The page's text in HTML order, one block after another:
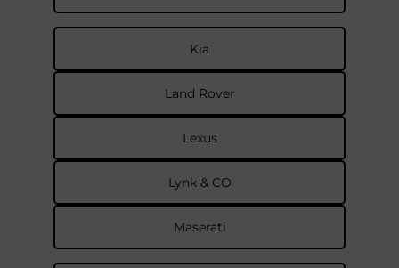
Kia
Land Rover
Lexus
Lynk & CO
Maserati